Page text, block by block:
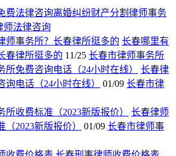
费法律咨询离婚纠纷财产分割律师事务
师法律咨询
长春哪里有
春律所挺多的 11/25 长春市律师事务所
长春律
询电话（24小时在线）
01/09 长春市律
长春律师
2023新版报价）
01/09 长春市律师事